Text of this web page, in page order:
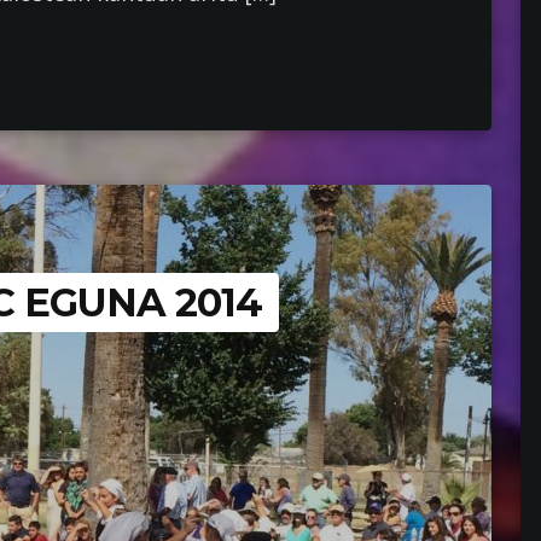
EGUNA 2014